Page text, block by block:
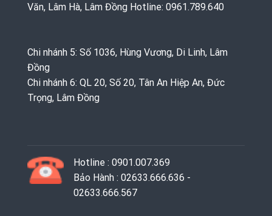
Văn, Lâm Hà, Lâm Đồng Hotline: 0961.789.640
Chi nhánh 5: Số 1036, Hùng Vương, Di Linh, Lâm
Đồng
Chi nhánh 6: QL 20, Số 20, Tân An Hiệp An, Đức
Trọng, Lâm Đồng
Hotline : 0901.007.369
Bảo Hành : 02633.666.636 -
02633.666.567